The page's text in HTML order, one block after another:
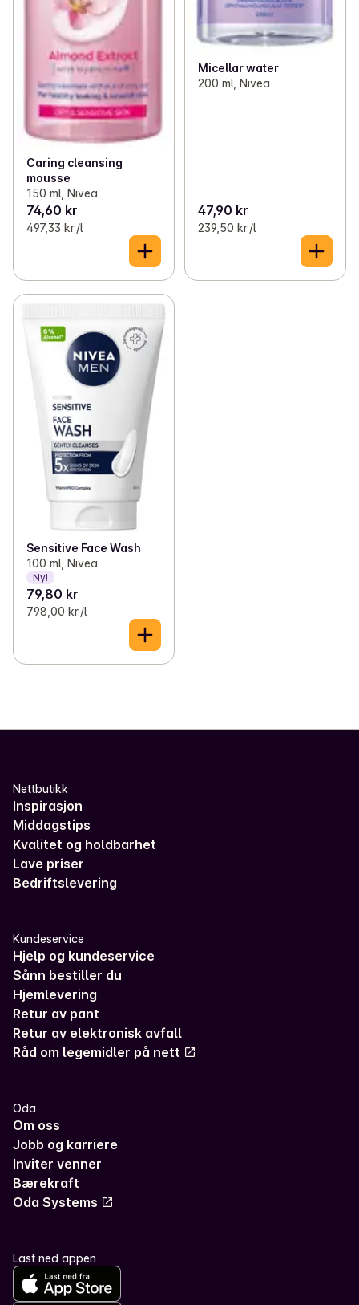
Caring cleansing
mousse
150 ml, Nivea
74,60 kr
497,33 kr /l
Micellar water
200 ml, Nivea
47,90 kr
239,50 kr /l
Sensitive Face Wash
100 ml, Nivea
Ny!
79,80 kr
798,00 kr /l
Nettbutikk
Inspirasjon
Middagstips
Kvalitet og holdbarhet
Lave priser
Bedriftslevering
Kundeservice
Hjelp og kundeservice
Sånn bestiller du
Hjemlevering
Retur av pant
Retur av elektronisk avfall
Råd om legemidler på nett
Oda
Om oss
Jobb og karriere
Inviter venner
Bærekraft
Oda Systems
Last ned appen